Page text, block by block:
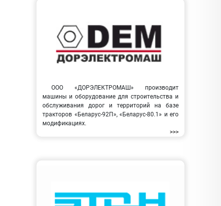
ООО «ДОРЭЛЕКТРОМАШ» производит
машины и оборудование для строительства и
обслуживания дорог и территорий на базе
тракторов «Беларус-92П», «Беларус-80.1» и его
модификациях.
>>>